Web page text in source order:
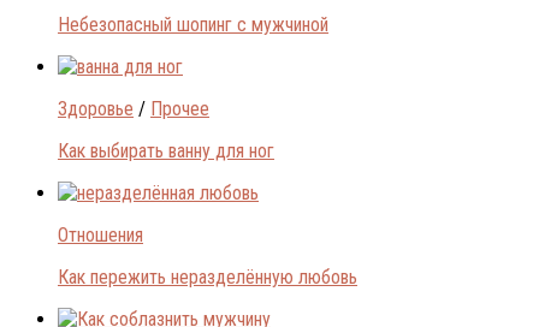
Небезопасный шопинг с мужчиной
Здоровье / Прочее
Как выбирать ванну для ног
Отношения
Как пережить неразделённую любовь